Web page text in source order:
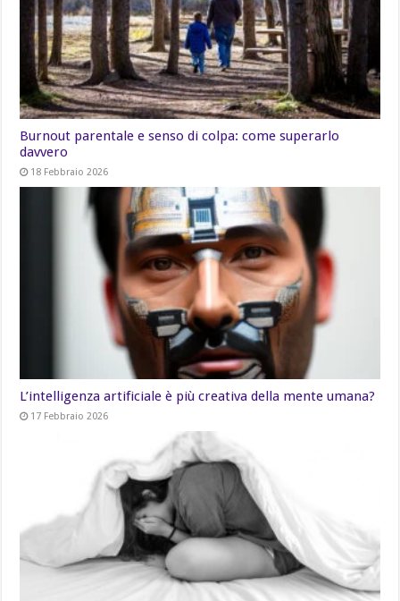
Burnout parentale e senso di colpa: come superarlo
davvero
18 Febbraio 2026
L’intelligenza artificiale è più creativa della mente umana?
17 Febbraio 2026